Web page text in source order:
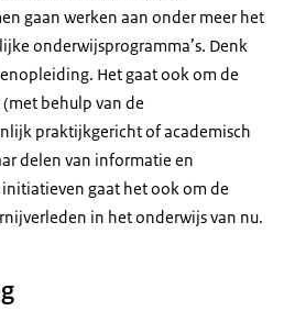
gaan werken aan onder meer het
onderwijsprogramma’s. Denk
Het gaat ook om de
behulp van de
praktijkgericht of academisch
delen van informatie en
gaat het ook om de
in het onderwijs van nu.